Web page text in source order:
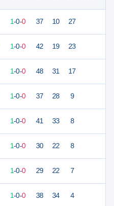
1-0-0 37 10 27
1-0-0 42 19 23
1-0-0 48 31 17
1-0-0 37 28 9
1-0-0 41 33 8
1-0-0 30 22 8
1-0-0 29 22 7
1-0-0 38 34 4